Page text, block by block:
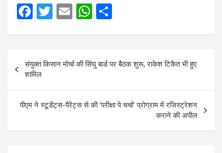
F
b
o
o
k
T
er
E
W
s
A
p
p
e
Post
navigation
संयुक्त किसान मोर्चा की सिंघु बार्ड पर बैठक शुरू, राकेश टिकैत भी हुए
शामिल
पीएम ने स्‍टूडेंट्स-पैरेंट्स से की ‘परीक्षा पे चर्चा’ प्रोग्राम में रजिस्‍ट्रेशन
कराने की अपील